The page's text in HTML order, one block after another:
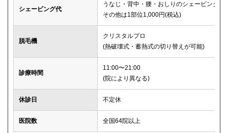
シェービング代
うなじ・背中・腰・おしりのシェービングは
その他は1部位1,000円(税込)
脱毛機
クリスタルプロ
(熱破壊式・蓄熱式の切り替えが可能)
診療時間
11:00〜21:00
(院により異なる)
休診日 不定休
医院数 全国64院以上